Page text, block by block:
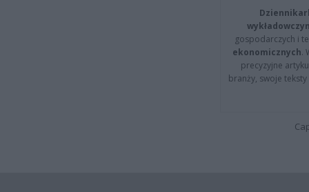
gospodarczych i
ekonomicznych.
precyzyjne
branży, swoje